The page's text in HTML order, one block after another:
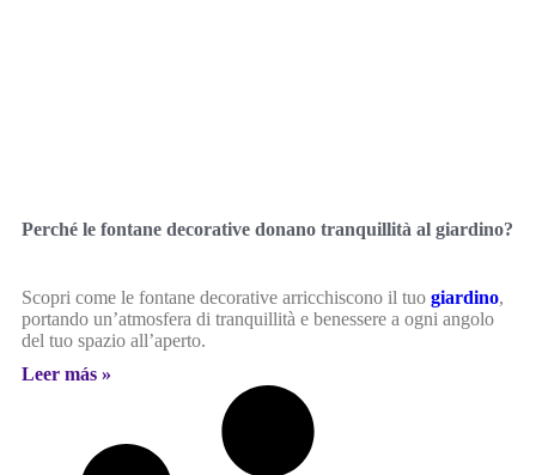
Perché le fontane decorative donano tranquillità al giardino?
Scopri come le fontane decorative arricchiscono il tuo giardino,
portando un’atmosfera di tranquillità e benessere a ogni angolo
del tuo spazio all’aperto.
Leer más »